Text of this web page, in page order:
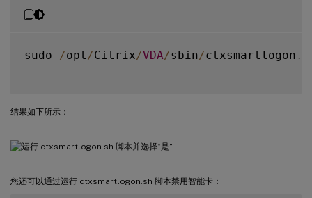
sudo /opt /Citrix/VDA/sbin/ctxsmartlogon .
结果如下所示：
您还可以通过运行 ctxsmartlogon.sh 脚本禁用智能卡：